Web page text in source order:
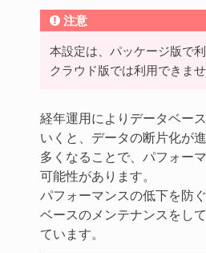
注意
本設定は、パッケージ版で利
クラウド版では利用できませ
経年運用によりデータベー
いくと、データの断片化が
多くなることで、パフォー
可能性があります。
パフォーマンスの低下を防
ベースのメンテナンスをし
ています。